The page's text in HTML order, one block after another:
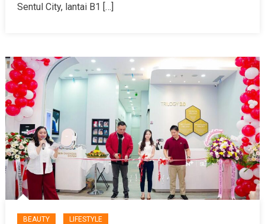
Sentul City, lantai B1 […]
BEAUTY LIFESTYLE